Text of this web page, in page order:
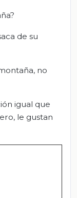
de su
no
igual que
le gustan